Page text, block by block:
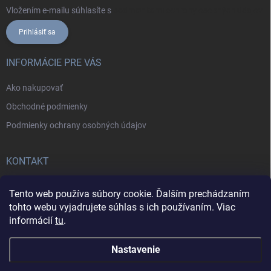
Tento web používa súbory cookie. Ďalším prechádzaním
tohto webu vyjadrujete súhlas s ich používaním. Viac
informácií tu.
Nastavenie
Vložením e-mailu súhlasíte s
Prihlásiť sa
INFORMÁCIE PRE VÁS
Ako nakupovať
Obchodné podmienky
Podmienky ochrany osobných údajov
KONTAKT
+421902787857